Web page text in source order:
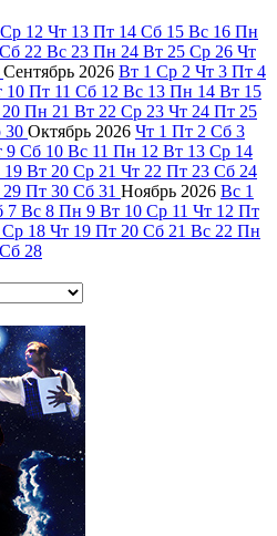
Ср 12 Чт 13 Пт 14 Сб 15 Вс 16 Пн
Сб 22 Вс 23 Пн 24 Вт 25 Ср 26 Чт
Сентябрь 2026 Вт 1 Ср 2 Чт 3 Пт 4
10 Пт 11 Сб 12 Вс 13 Пн 14 Вт 15
20 Пн 21 Вт 22 Ср 23 Чт 24 Пт 25
30 Октябрь 2026 Чт 1 Пт 2 Сб 3
9 Сб 10 Вс 11 Пн 12 Вт 13 Ср 14
19 Вт 20 Ср 21 Чт 22 Пт 23 Сб 24
29 Пт 30 Сб 31 Ноябрь 2026 Вс 1
7 Вс 8 Пн 9 Вт 10 Ср 11 Чт 12 Пт
Ср 18 Чт 19 Пт 20 Сб 21 Вс 22 Пн
Сб 28